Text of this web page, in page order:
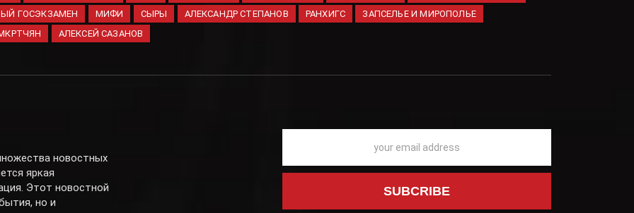
Константиновкой —
Транспортная полиция
сообщила о 10-летних
ГОСЭКЗАМЕН
МИФИ СЫРЫ АЛЕКСАНДР СТЕПАНОВ РАНХИГС
ЗАПСЕЛЬЕ И МИРОПОЛЬЕ
АЛЕКСЕЙ САЗАНОВ
новостных
яркая
Этот новостной
но и